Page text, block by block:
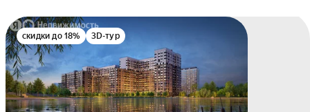
скидки до 18% 3D-тур